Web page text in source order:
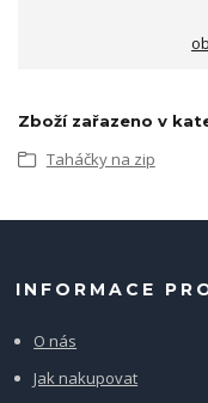
Zboží zařazeno v
Taháčky na zip
INFORMACE
O nás
Jak nakupovat